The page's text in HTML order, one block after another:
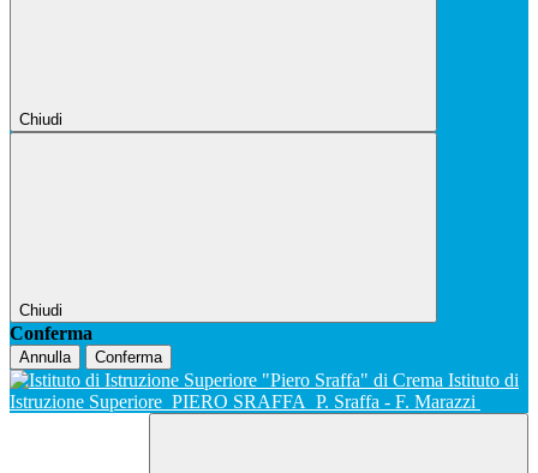
Chiudi
Chiudi
Conferma
Annulla Conferma
Istituto di
Istruzione Superiore PIERO SRAFFA P. Sraffa - F. Marazzi